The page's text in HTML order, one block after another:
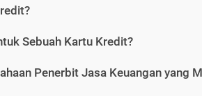
Sebuah Kartu Kredit?
Penerbit Jasa Keuangan yang